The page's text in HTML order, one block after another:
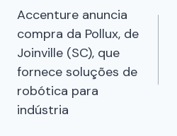
Accenture anuncia
compra da Pollux, de
Joinville (SC), que
fornece soluções de
robótica para
indústria